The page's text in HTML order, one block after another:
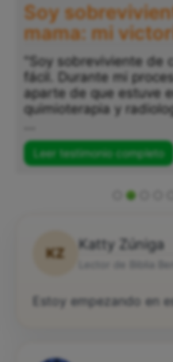
Soy
mama: mi
"Soy sobreviviente de
fácil. Durante mi
aparte de que estuve
quimioterapia y
Leer testimonio completo
KZ
Katty Zúniga
Estoy empezando en